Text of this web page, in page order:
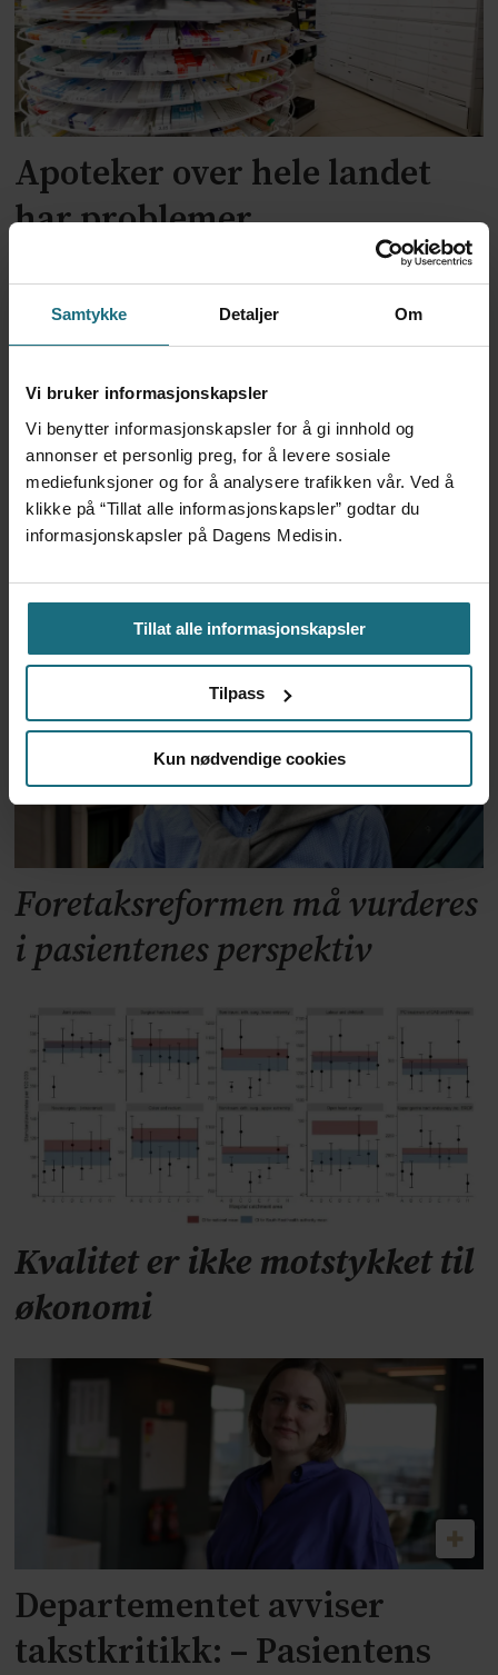
Samtykke Detaljer Om
Vi bruker informasjonskapsler
Vi benytter informasjonskapsler for å gi innhold og
annonser et personlig preg, for å levere sosiale
mediefunksjoner og for å analysere trafikken vår. Ved å
klikke på “Tillat alle informasjonskapsler” godtar du
informasjonskapsler på Dagens Medisin.
Tillat alle informasjonskapsler
Tilpass
Kun nødvendige cookies
Apoteker over hele landet
har problemer
Kliniske studier kommer ikke
forskning
Foretaksreformen må vurderes
i pasientenes perspektiv
Kvalitet er ikke motstykket til
økonomi
Departementet avviser
takstkritikk: – Pasientens